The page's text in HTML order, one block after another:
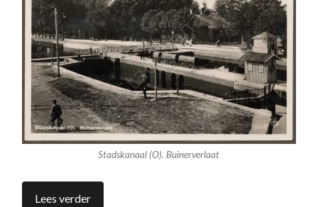
Stadskanaal (O). Buinerverlaat
Lees verder